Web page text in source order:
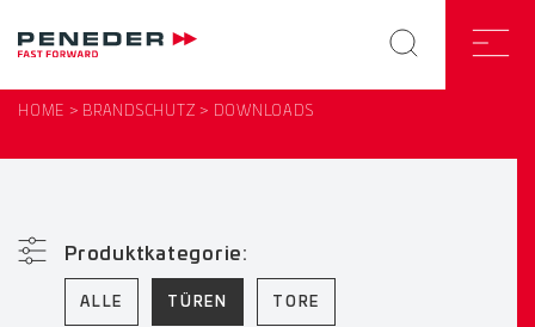
HOME BRANDSCHUTZ DOWNLOADS
Produktkategorie:
ALLE TÜREN TORE